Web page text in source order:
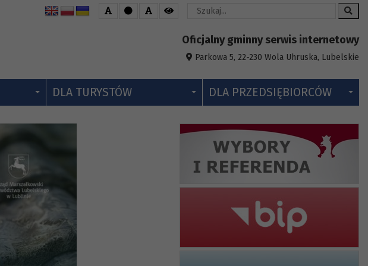
Wyszukaj
Oficjalny gminny serwis internetowy
Parkowa 5, 22-230 Wola Uhruska, Lubelskie
DLA TURYSTÓW DLA PRZEDSIĘBIORCÓW